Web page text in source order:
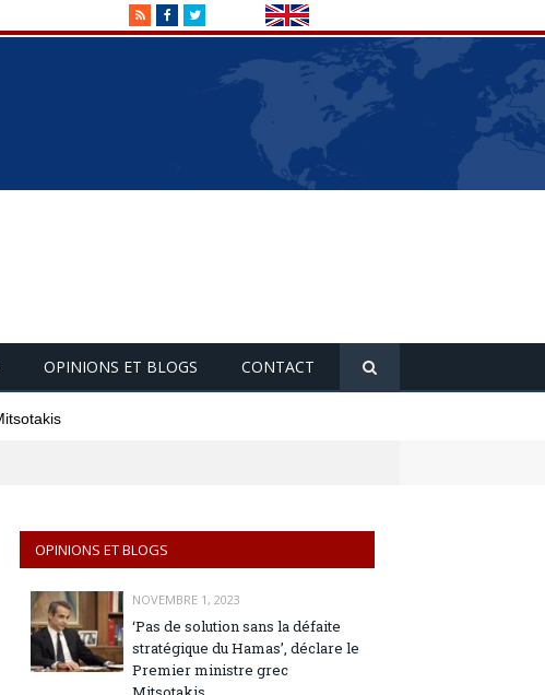
RSSFacebookTwitter
OPINIONS ET BLOGS CONTACT
OPINIONS ET BLOGS
NOVEMBRE 1, 2023
‘Pas de solution sans la défaite
stratégique du Hamas’, déclare le
Premier ministre grec